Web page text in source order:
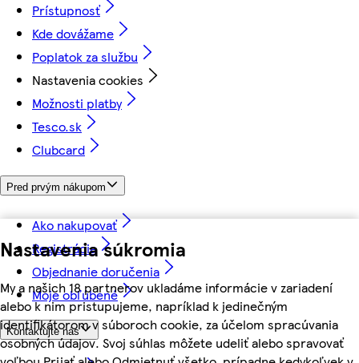
Nastavenia súkromia
My a našich 18 partnerov ukladáme informácie v zariadení
alebo k nim pristupujeme, napríklad k jedinečným
identifikátorom v súboroch cookie, za účelom spracúvania
osobných údajov. Svoj súhlas môžete udeliť alebo spravovať
Prístupnosť
Kde dovážame
Poplatok za službu
Nastavenia cookies
Možnosti platby
Tesco.sk
Clubcard
Pred prvým nákupom
Ako nakupovať
Registrácia
Objednanie doručenia
Moje obľúbené
Kontaktujte nás